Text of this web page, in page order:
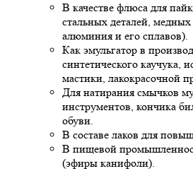
В качестве флюса для
стальных деталей,
алюминия и его сплавов).
Как эмульгатор в
синтетического каучука,
мастики, лакокрасочной
Для натирания смычков
инструментов, кончика
обуви.
В составе лаков для
В пищевой
(эфиры канифоли).